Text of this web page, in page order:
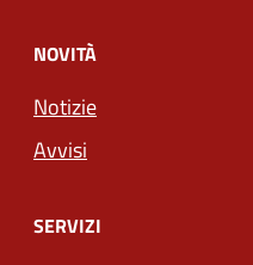
NOVITÀ
Notizie
Avvisi
SERVIZI